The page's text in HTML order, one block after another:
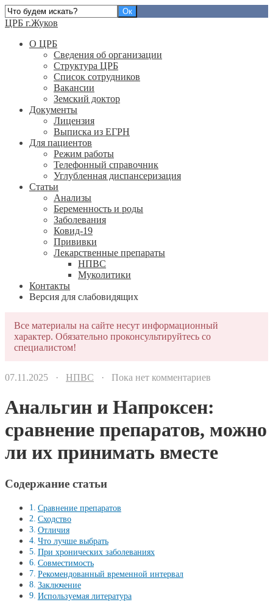
ЦРБ г.Жуков
О ЦРБ
Сведения об организации
Структура ЦРБ
Список сотрудников
Вакансии
Земский доктор
Документы
Лицензия
Выписка из ЕГРН
Для пациентов
Режим работы
Телефонный справочник
Углубленная диспансеризация
Статьи
Анализы
Беременность и роды
Заболевания
Ковид-19
Прививки
Лекарственные препараты
НПВС
Муколитики
Контакты
Версия для слабовидящих
Все материалы на сайте несут информационный
характер. Обязательно проконсультируйтесь со
специалистом!
07.11.2025 · НПВС · Пока нет комментариев
Анальгин и Напроксен:
сравнение препаратов, можно
ли их принимать вместе
Содержание статьи
Сравнение препаратов
Сходство
Отличия
Что лучше выбрать
При хронических заболеваниях
Совместимость
Рекомендованный временной интервал
Заключение
Используемая литература